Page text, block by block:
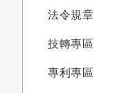
法令規章
技轉專區
專利專區